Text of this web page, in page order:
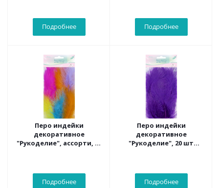
Подробнее Подробнее
Перо индейки
декоративное
"Рукоделие", ассорти, 20
Подробнее
Перо индейки
декоративное
"Рукоделие", 20 шт
Подробнее